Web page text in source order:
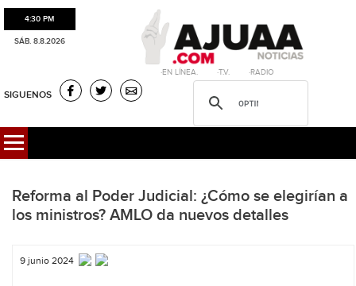
4:30 PM
SÁB. 8.8.2026
·EN LÍNEA. ·T.V. ·RADIO
SIGUENOS
Reforma al Poder Judicial: ¿Cómo se elegirían a
los ministros? AMLO da nuevos detalles
9 junio 2024